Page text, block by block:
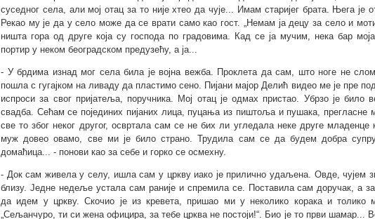
суседног села, али мој отац за то није хтео да чује... Имам старијег брата. Њега је
Рекао му је да у село може да се врати само као гост. „Немам ја децу за село и
ништа гора од друге која су господа по градовима. Кад се ја мучим, нека бар
портир у неком београдском предузећу, а ја...
- У брдима изнад мог села била је војна вежба. Проклета да сам, што ноге не
пошла с гугајком на ливаду да пластимо сено. Пијани мајор Делић видео ме је пре
испроси за свог пријатеља, поручника. Мој отац је одмах пристао. Убрзо је
свадба. Сећам се појединих пијаних лица, пуцања из пиштоља и пушака, прегласне
све то због неког другог, освртала сам се не бих ли угледала неке друге младенце
муж довео овамо, све ми је било страно. Трудила сам се да будем добра
домаћица... - понови као за себе и горко се осмехну.
- Док сам живела у селу, ишла сам у цркву иако је прилично удаљена. Овде, чујем
близу. Једне недеље устала сам раније и спремила се. Поставила сам доручак, а
да идем у цркву. Скочио је из кревета, пришао ми у неколико корака и толико
„Сељанчуро, ти си жена официра, за тебе црква не постоји!“. Био је то први